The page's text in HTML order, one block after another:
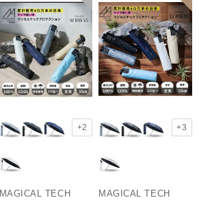
+2
MAGICAL TECH
+3
MAGICAL TECH